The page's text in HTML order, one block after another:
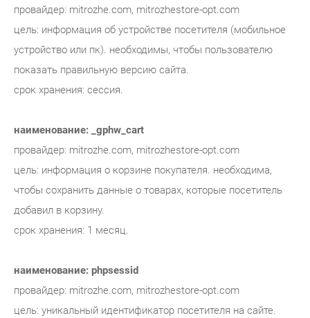
провайдер: mitrozhe.com, mitrozhestore-opt.com
цель: информация об устройстве посетителя (мобильное
устройство или пк). необходимы, чтобы пользователю
показать правильную версию сайта.
срок хранения: сессия.
наименование: _gphw_cart
провайдер: mitrozhe.com, mitrozhestore-opt.com
цель: информация о корзине покупателя. необходима,
чтобы сохранить данные о товарах, которые посетитель
добавил в корзину.
срок хранения: 1 месяц.
наименование: phpsessid
провайдер: mitrozhe.com, mitrozhestore-opt.com
цель: уникальный идентификатор посетителя на сайте.